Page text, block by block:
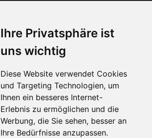
Ihre Privatsphäre ist
uns wichtig
Diese Website verwendet Cookies
und Targeting Technologien, um
Ihnen ein besseres Internet-
Erlebnis zu ermöglichen und die
Werbung, die Sie sehen, besser an
Ihre Bedürfnisse anzupassen.